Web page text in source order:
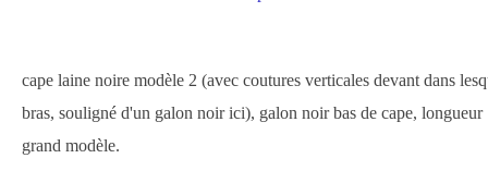
cape laine noire modèle 2 (avec coutures verticales devant dans
bras, souligné d'un galon noir ici), galon noir bas de cape,
grand modèle.